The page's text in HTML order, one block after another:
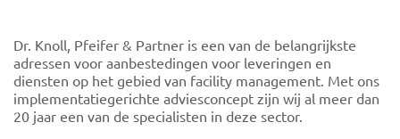
Kondigen
Gratis proefperiode
NLAktuelle
Dr. Knoll, Pfeifer & Partner is een van de belangrijkste
adressen voor aanbestedingen voor leveringen en
diensten op het gebied van facility management. Met ons
implementatiegerichte adviesconcept zijn wij al meer dan
20 jaar een van de specialisten in deze sector.